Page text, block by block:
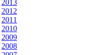
2013
2012
2011
2010
2009
2008